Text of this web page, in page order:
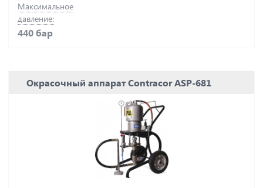
Максимальное
давление:
440 бар
Окрасочный аппарат Contracor ASP-681